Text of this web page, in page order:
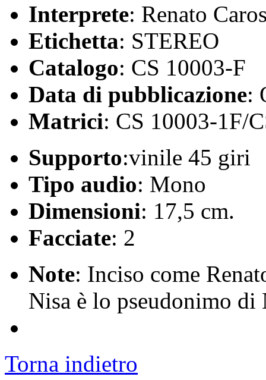
Interprete: Renato
Etichetta: STEREO
Catalogo: CS 10003-F
Data di pubblicazione:
Matrici: CS 10003-1F/
Supporto:vinile 45 giri
Tipo audio: Mono
Dimensioni: 17,5 cm.
Facciate: 2
Note: Inciso come
Nisa è lo pseudonimo di
Torna indietro